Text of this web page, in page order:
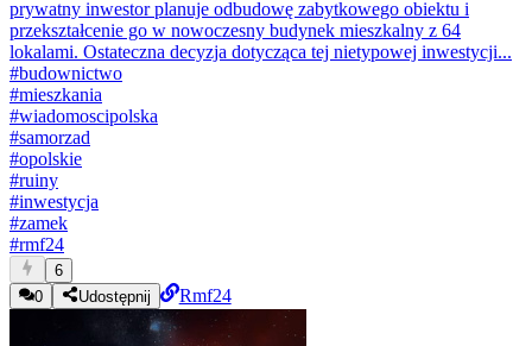
prywatny inwestor planuje odbudowę zabytkowego obiektu i
przekształcenie go w nowoczesny budynek mieszkalny z 64
lokalami. Ostateczna decyzja dotycząca tej nietypowej inwestycji...
#budownictwo
#mieszkania
#wiadomoscipolska
#samorzad
#opolskie
#ruiny
#inwestycja
#zamek
#rmf24
6
0
Udostępnij Rmf24